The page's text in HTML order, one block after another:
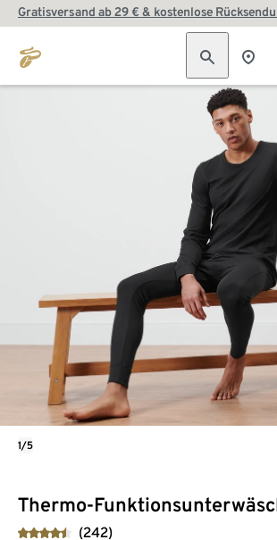
Gratisversand ab 29 € & kostenlose
Thermo-
(242)
1/5